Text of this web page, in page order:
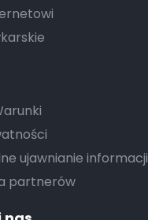
ujawnianie informacji
partnerów